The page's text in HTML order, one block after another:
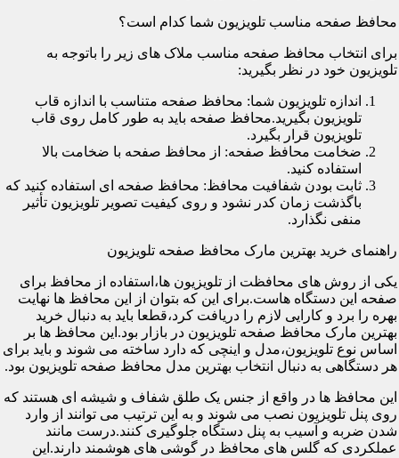
محافظ صفحه مناسب تلویزیون شما کدام است؟
برای انتخاب محافظ صفحه مناسب ملاک های زیر را باتوجه به
تلویزیون خود در نظر بگیرید:
اندازه تلویزیون شما: محافظ صفحه متناسب با اندازه قاب
تلویزیون بگیرید.محافظ صفحه باید به طور کامل روی قاب
تلویزیون قرار بگیرد.
ضخامت محافظ صفحه: از محافظ صفحه با ضخامت بالا
استفاده کنید.
ثابت بودن شفافیت محافظ: محافظ صفحه ای استفاده کنید که
باگذشت زمان کدر نشود و روی کیفیت تصویر تلویزیون تأثیر
منفی نگذارد.
راهنمای خرید بهترین مارک محافظ صفحه تلویزیون
یکی از روش های محافظت از تلویزیون ها،استفاده از محافظ برای
صفحه این دستگاه هاست.برای این که بتوان از این محافظ ها نهایت
بهره را برد و کارایی لازم را دریافت کرد،قطعا باید به دنبال خرید
بهترین مارک محافظ صفحه تلویزیون در بازار بود.این محافظ ها بر
اساس نوع تلویزیون،مدل و اینچی که دارد ساخته می شوند و باید برای
هر دستگاهی به دنبال انتخاب بهترین مدل محافظ صفحه تلویزیون بود.
این محافظ ها در واقع از جنس یک طلق شفاف و شیشه ای هستند که
روی پنل تلویزیون نصب می شوند و به این ترتیب می توانند از وارد
شدن ضربه و آسیب به پنل دستگاه جلوگیری کنند.درست مانند
عملکردی که گلس های محافظ در گوشی های هوشمند دارند.این